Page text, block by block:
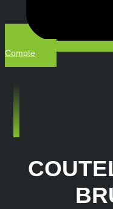
Compte
Menu